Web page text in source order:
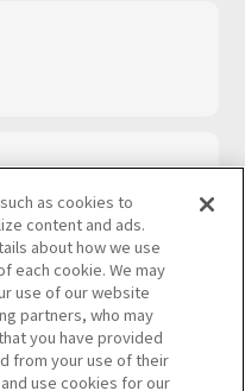
ポリシー
as cookies to
content and ads.
about how we use
each cookie. We may
use of our website
partners, who may
you have provided
from your use of their
use cookies for our